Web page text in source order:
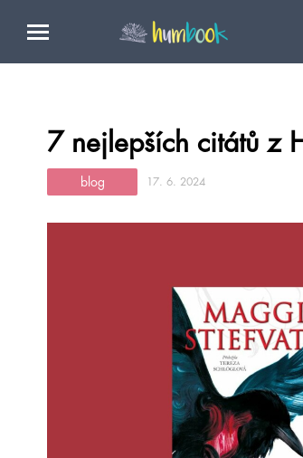
7 nejlepších citátů z
blog 17. 6. 2024